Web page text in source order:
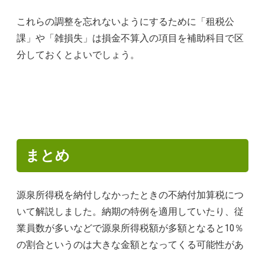
これらの調整を忘れないようにするために「租税公
課」や「雑損失」は損金不算入の項目を補助科目で区
分しておくとよいでしょう。
まとめ
源泉所得税を納付しなかったときの不納付加算税につ
いて解説しました。納期の特例を適用していたり、従
業員数が多いなどで源泉所得税額が多額となると10％
の割合というのは大きな金額となってくる可能性があ